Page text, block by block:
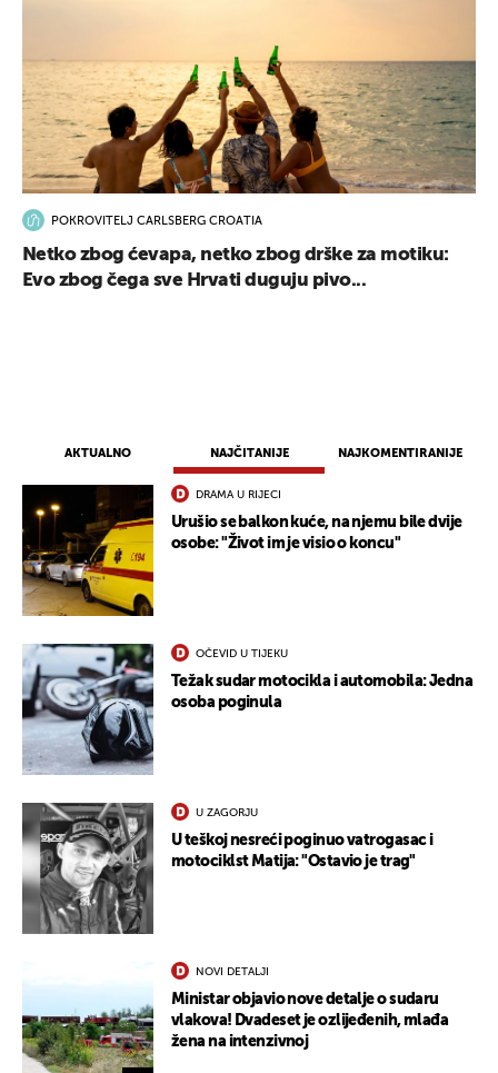
AKTUALNO NAJČITANIJE NAJKOMENTIRANIJE
DRAMA U RIJECI
Urušio se balkon kuće, na njemu bile dvije
osobe: "Život im je visio o koncu"
OČEVID U TIJEKU
Težak sudar motocikla i automobila: Jedna
osoba poginula
U ZAGORJU
U teškoj nesreći poginuo vatrogasac i
motociklst Matija: "Ostavio je trag"
NOVI DETALJI
Ministar objavio nove detalje o sudaru
vlakova! Dvadeset je ozlijeđenih, mlađa
žena na intenzivnoj
POKROVITELJ CARLSBERG CROATIA
Netko zbog ćevapa, netko zbog drške za motiku:
Evo zbog čega sve Hrvati duguju pivo...